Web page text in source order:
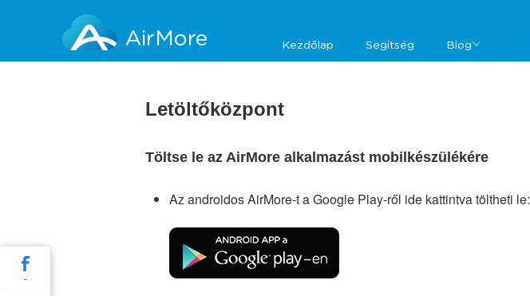
AirMore Kezdőlap Segítség Blog
Letöltőközpont
Töltse le az AirMore alkalmazást mobilkészülékére
Az androidos AirMore-t a Google Play-ről ide kattintva töltheti le:
-